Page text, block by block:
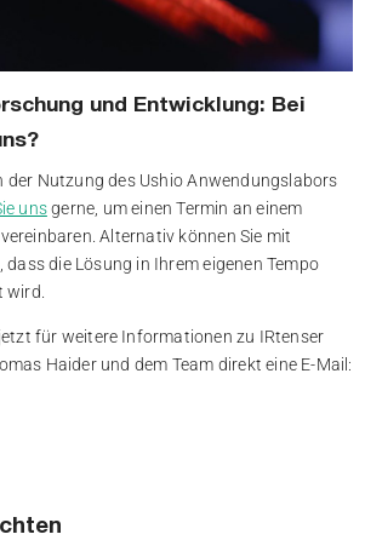
und Entwicklung: Bei
der Nutzung des Ushio Anwendungslabors
unsgerne, um einen Termin an einem
Alternativ können Sie mit
dass die Lösung in Ihrem eigenen Tempo
wird.
jetzt für weitere Informationen zu IRtenser
Haider und dem Team direkt eine E-Mail: